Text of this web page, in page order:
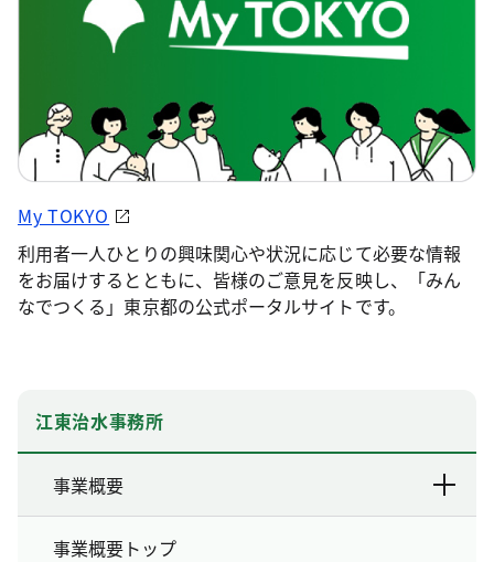
My TOKYO
利用者一人ひとりの興味関心や状況に応じて必要な情報
をお届けするとともに、皆様のご意見を反映し、「みん
なでつくる」東京都の公式ポータルサイトです。
江東治水事務所
事業概要
事業概要トップ